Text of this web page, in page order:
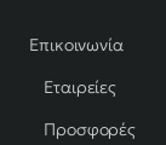
Επικοινωνία
Εταιρείες
Προσφορές